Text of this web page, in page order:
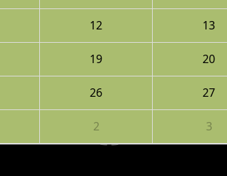
12 13
19 20
26 27
2 3